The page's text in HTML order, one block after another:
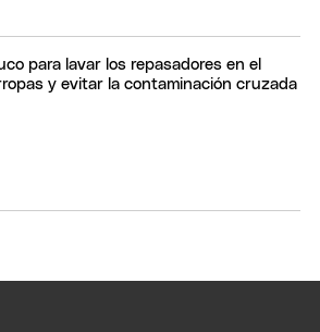
para lavar los repasadores en el
y evitar la contaminación cruzada